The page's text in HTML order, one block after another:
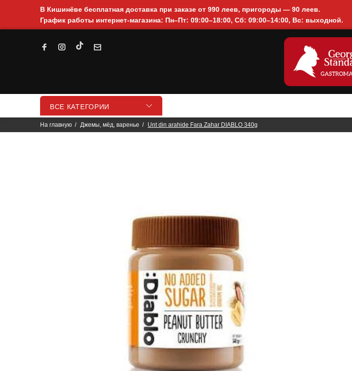
В Кишинёве бесплатная доставка при заказе от 990 леев, пригороды — 90 леев.
График работы интернет-магазина: Пн–Пт: 09:00–18:00, Сб: 09:00–14:00, Вс: выходной.
ВСЕ КАТЕГОРИИ
На главную Джемы, мёд, варенье Unt din arahide Fara Zahar DIABLO 340g